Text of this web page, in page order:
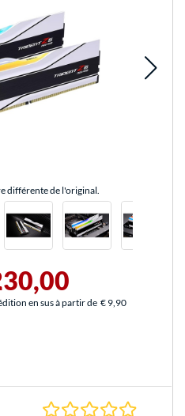
différente de l'original.
en sus à partir de € 9,90